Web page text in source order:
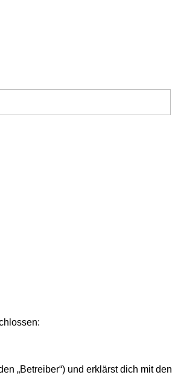
„Betreiber“) und erklärst dich mit den